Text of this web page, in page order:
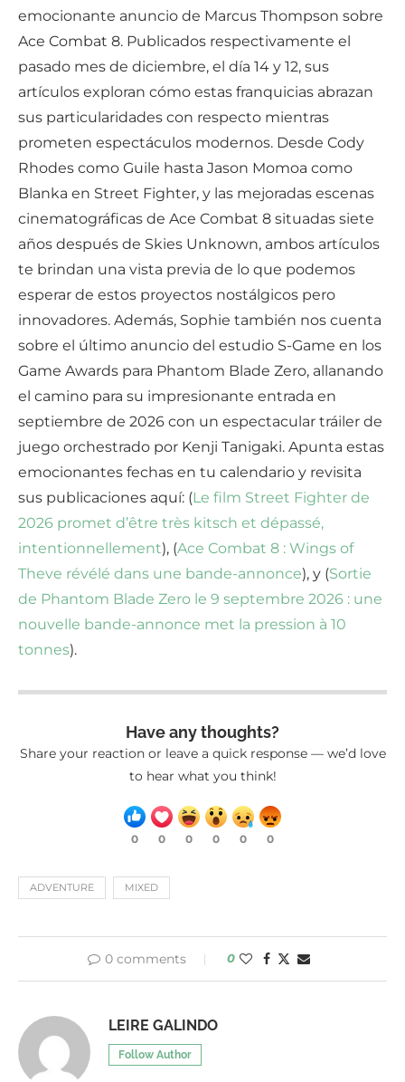
emocionante anuncio de Marcus Thompson sobre
Ace Combat 8. Publicados respectivamente el
pasado mes de diciembre, el día 14 y 12, sus
artículos exploran cómo estas franquicias abrazan
sus particularidades con respecto mientras
prometen espectáculos modernos. Desde Cody
Rhodes como Guile hasta Jason Momoa como
Blanka en Street Fighter, y las mejoradas escenas
cinematográficas de Ace Combat 8 situadas siete
años después de Skies Unknown, ambos artículos
te brindan una vista previa de lo que podemos
esperar de estos proyectos nostálgicos pero
innovadores. Además, Sophie también nos cuenta
sobre el último anuncio del estudio S-Game en los
Game Awards para Phantom Blade Zero, allanando
el camino para su impresionante entrada en
septiembre de 2026 con un espectacular tráiler de
juego orchestrado por Kenji Tanigaki. Apunta estas
emocionantes fechas en tu calendario y revisita
sus publicaciones aquí: (Le film Street Fighter de
2026 promet d’être très kitsch et dépassé,
intentionnellement), (Ace Combat 8 : Wings of
Theve révélé dans une bande-annonce), y (Sortie
de Phantom Blade Zero le 9 septembre 2026 : une
nouvelle bande-annonce met la pression à 10
tonnes).
Have any thoughts?
Share your reaction or leave a quick response — we’d love
to hear what you think!
0 0 0 0 0 0
ADVENTURE MIXED
0 comments 0
LEIRE GALINDO
Follow Author